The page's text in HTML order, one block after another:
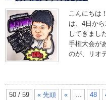
こんにちは
は、4日か
してきまし
手権大会が
のが、リオ
50 / 59 « 先頭 « ... 48